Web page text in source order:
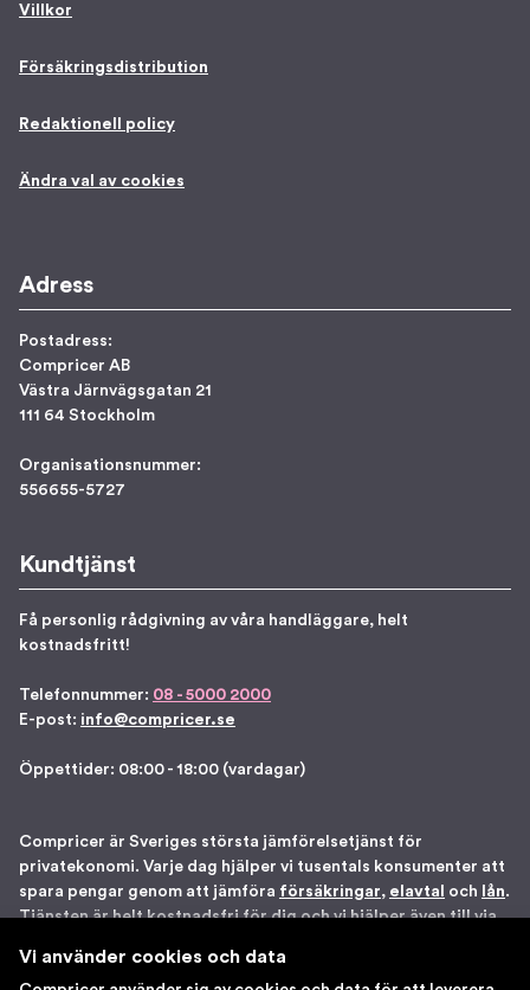
Villkor
Försäkringsdistribution
Redaktionell policy
Ändra val av cookies
Adress
Postadress:
Compricer AB
Västra Järnvägsgatan 21
111 64 Stockholm
Organisationsnummer:
556655-5727
Kundtjänst
Få personlig rådgivning av våra handläggare, helt
kostnadsfritt!
Telefonnummer: 08 - 5000 2000
E-post: info@compricer.se
Öppettider: 08:00 - 18:00 (vardagar)
Compricer är Sveriges största jämförelsetjänst för
privatekonomi. Varje dag hjälper vi tusentals konsumenter att
spara pengar genom att jämföra försäkringar, elavtal och lån.
Tjänsten är helt kostnadsfri för dig och vi hjälper även till via
försäkringsdistributör hos Bolagsverket samt står under
Vi använder cookies och data